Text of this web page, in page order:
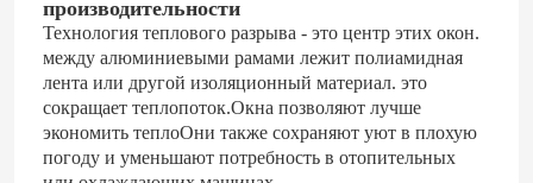
производительности
Технология теплового разрыва - это центр этих окон.
между алюминиевыми рамами лежит полиамидная
лента или другой изоляционный материал. это
сокращает теплопоток.Окна позволяют лучше
экономить теплоОни также сохраняют уют в плохую
погоду и уменьшают потребность в отопительных